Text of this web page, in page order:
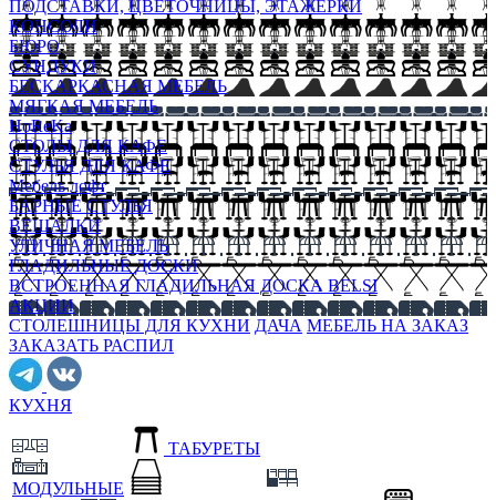
ПОДСТАВКИ, ЦВЕТОЧНИЦЫ, ЭТАЖЕРКИ
КОНСОЛИ
БЮРО
СУНДУКИ
БЕСКАРКАСНАЯ МЕБЕЛЬ
МЯГКАЯ МЕБЕЛЬ
HoReKa
СТОЛЫ ДЛЯ КАФЕ
СТУЛЬЯ ДЛЯ КАФЕ
Мебель лофт
БАРНЫЕ СТУЛЬЯ
ВЕШАЛКИ
УЛИЧНАЯ МЕБЕЛЬ
ГЛАДИЛЬНЫЕ ДОСКИ
ВСТРОЕННАЯ ГЛАДИЛЬНАЯ ДОСКА BELSI
АКЦИИ
СТОЛЕШНИЦЫ ДЛЯ КУХНИ ДАЧА МЕБЕЛЬ НА ЗАКАЗ
ЗАКАЗАТЬ РАСПИЛ
КУХНЯ
МОДУЛЬНЫЕ
ТАБУРЕТЫ